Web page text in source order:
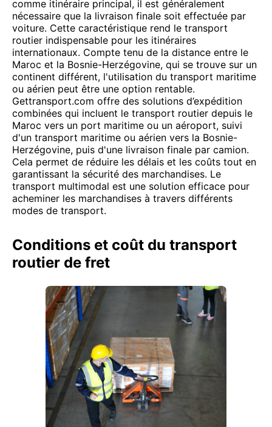
comme itinéraire principal, il est généralement
nécessaire que la livraison finale soit effectuée par
voiture. Cette caractéristique rend le transport
routier indispensable pour les itinéraires
internationaux. Compte tenu de la distance entre le
Maroc et la Bosnie-Herzégovine, qui se trouve sur un
continent différent, l'utilisation du transport maritime
ou aérien peut être une option rentable.
Gettransport.com offre des solutions d’expédition
combinées qui incluent le transport routier depuis le
Maroc vers un port maritime ou un aéroport, suivi
d'un transport maritime ou aérien vers la Bosnie-
Herzégovine, puis d'une livraison finale par camion.
Cela permet de réduire les délais et les coûts tout en
garantissant la sécurité des marchandises. Le
transport multimodal est une solution efficace pour
acheminer les marchandises à travers différents
modes de transport.
Conditions et coût du transport
routier de fret